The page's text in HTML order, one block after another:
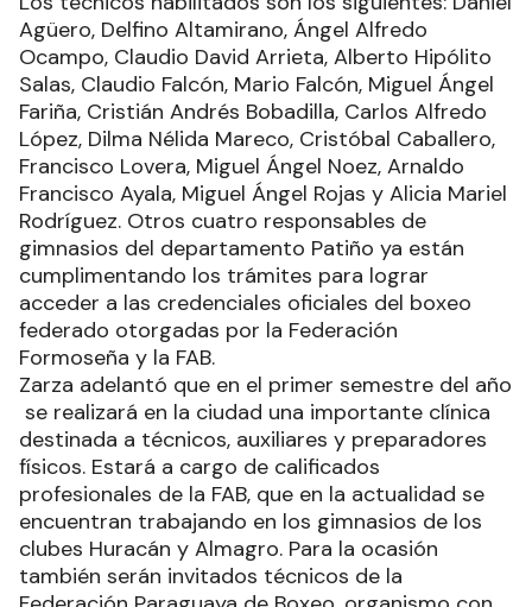
Agüero, Delfino Altamirano, Ángel Alfredo
Ocampo, Claudio David Arrieta, Alberto Hipólito
Salas, Claudio Falcón, Mario Falcón, Miguel Ángel
Fariña, Cristián Andrés Bobadilla, Carlos Alfredo
López, Dilma Nélida Mareco, Cristóbal Caballero,
Francisco Lovera, Miguel Ángel Noez, Arnaldo
Francisco Ayala, Miguel Ángel Rojas y Alicia Mariel
Rodríguez. Otros cuatro responsables de
gimnasios del departamento Patiño ya están
cumplimentando los trámites para lograr
acceder a las credenciales oficiales del boxeo
federado otorgadas por la Federación
Formoseña y la FAB.
Zarza adelantó que en el primer semestre del año
se realizará en la ciudad una importante clínica
destinada a técnicos, auxiliares y preparadores
físicos. Estará a cargo de calificados
profesionales de la FAB, que en la actualidad se
encuentran trabajando en los gimnasios de los
clubes Huracán y Almagro. Para la ocasión
también serán invitados técnicos de la